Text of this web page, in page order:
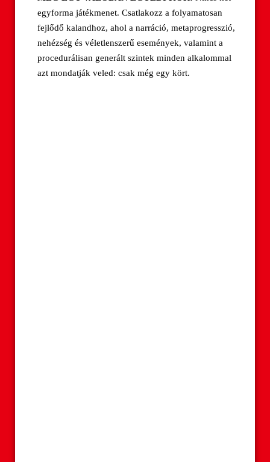
egyforma játékmenet. Csatlakozz a folyamatosan
fejlődő kalandhoz, ahol a narráció, metaprogresszió,
nehézség és véletlenszerű események, valamint a
procedurálisan generált szintek minden alkalommal
azt mondatják veled: csak még egy kört.